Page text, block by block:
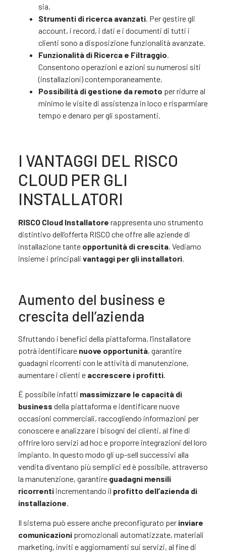
sia.
Strumenti di ricerca avanzati. Per gestire gli
account, i record, i dati e i documenti di tutti i
clienti sono a disposizione funzionalità avanzate.
Funzionalità di Ricerca e Filtraggio.
Consentono operazioni e azioni su numerosi siti
(installazioni) contemporaneamente.
Possibilità di gestione da remoto per ridurre al
minimo le visite di assistenza in loco e risparmiare
tempo e denaro per gli spostamenti.
I VANTAGGI DEL RISCO
CLOUD PER GLI
INSTALLATORI
RISCO Cloud Installatore rappresenta uno strumento
distintivo dell’offerta RISCO che offre alle aziende di
installazione tante opportunità di crescita. Vediamo
insieme i principali vantaggi per gli installatori.
Aumento del business e
crescita dell’azienda
Sfruttando i benefici della piattaforma, l’installatore
potrà identificare nuove opportunità, garantire
guadagni ricorrenti con le attività di manutenzione,
aumentare i clienti e accrescere i profitti.
È possibile infatti massimizzare le capacità di
business della piattaforma e identificare nuove
occasioni commerciali, raccogliendo informazioni per
conoscere e analizzare i bisogni dei clienti, al fine di
offrire loro servizi ad hoc e proporre integrazioni del loro
impianto. In questo modo gli up-sell successivi alla
vendita diventano più semplici ed è possibile, attraverso
la manutenzione, garantire guadagni mensili
ricorrentiincrementando il profitto dell’azienda di
installazione.
Il sistema può essere anche preconfigurato per inviare
comunicazionipromozionali automatizzate, materiali
marketing, inviti e aggiornamenti sui servizi, al fine di